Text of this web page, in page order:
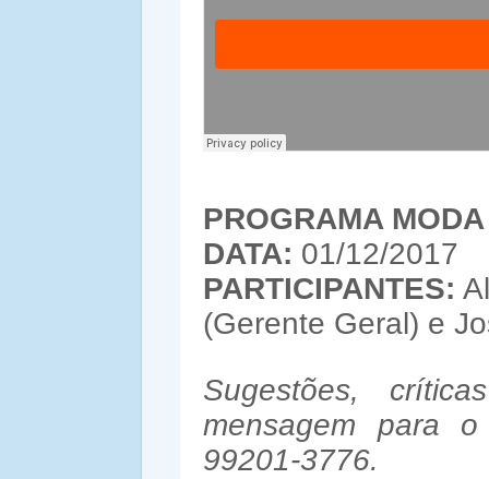
PROGRAMA
DATA: 01/
PARTICIPANTES:
(Gerente Geral) e
Sugestões,
mensagem para
99201-3776.